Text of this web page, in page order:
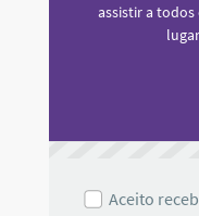
assistir a
Aceito